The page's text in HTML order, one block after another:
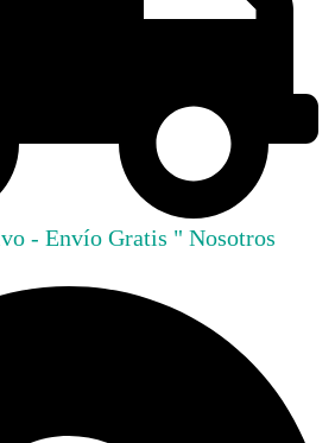
- Envío Gratis " Nosotros